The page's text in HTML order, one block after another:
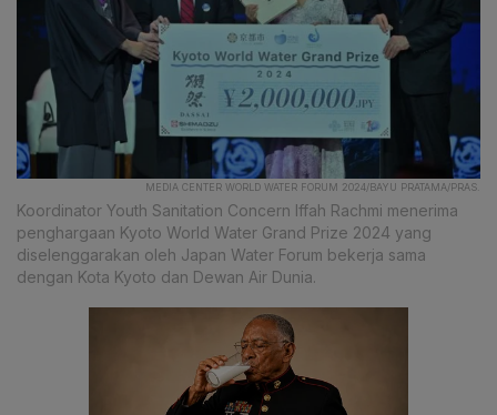
MEDIA CENTER WORLD WATER FORUM 2024/BAYU PRATAMA/PRAS.
Koordinator Youth Sanitation Concern Iffah Rachmi menerima
penghargaan Kyoto World Water Grand Prize 2024 yang
diselenggarakan oleh Japan Water Forum bekerja sama
dengan Kota Kyoto dan Dewan Air Dunia.